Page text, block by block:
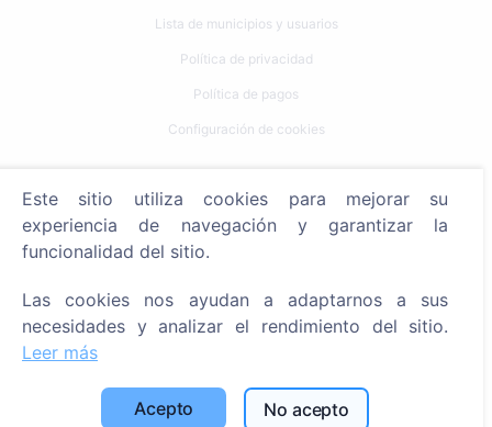
Lista de municipios y usuarios
Política de privacidad
Política de pagos
Configuración de cookies
Buscar fallecidos
Buscar cementerios
Servicios
SIA "CEMETY", LV40103618951
Este sitio utiliza cookies para mejorar su
experiencia de navegación y garantizar la
funcionalidad del sitio.
Las cookies nos ayudan a adaptarnos a sus
necesidades y analizar el rendimiento del sitio.
Leer más
Acepto No acepto